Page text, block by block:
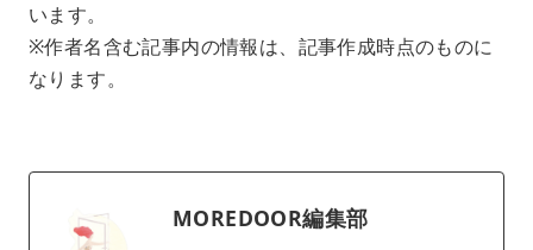
います。
※作者名含む記事内の情報は、記事作成時点のものに
なります。
MOREDOOR編集部